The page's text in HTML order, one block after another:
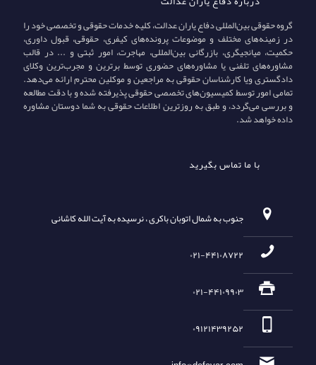
گروه حقوقی بین‌المللی دفاع یاران عدالت، کلیه خدمات حقوقی و تخصصی خود را
در زمینه‌های مختلف و موضوعات پرونده‌های کیفری، حقوقی، قبول داوری،
حکمیت، میانجیگری، بازرگانی بین‌المللی، مهاجرت، امور ثبتی و ... در قالب
مشاوره‌های تلفنی یا مشاوره‌های حضوری توسط برترین و مجرب‌ترین وکلای
دادگستری ویا کارشناسان حقوقی به مراجعین و موکلین محترم ارائه می‌دهد.
تمامی امور توسط کمیسیون‌های تخصصی حقوقی پذیرفته شده و با دقت مطالعه
و بررسی می‌گردد، و طبق به روزترین اطلاعات حقوقی به شما دوستان مشاوره
داده خواهد شد.
با ما تماس بگیرید
جنوب به شمال اتوبان باکری ، نرسیده به آیت الله کاشانی
۰۲۱-۴۴۱۰۸۷۲۲
۰۲۱-۴۴۱۰۹۹۰۳
۰۹۱۲۱۴۳۹۲۵۲